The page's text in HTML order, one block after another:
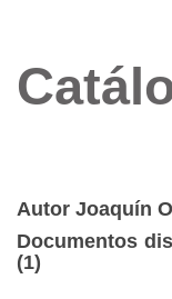
Autor Joaquín
Documentos
(1)